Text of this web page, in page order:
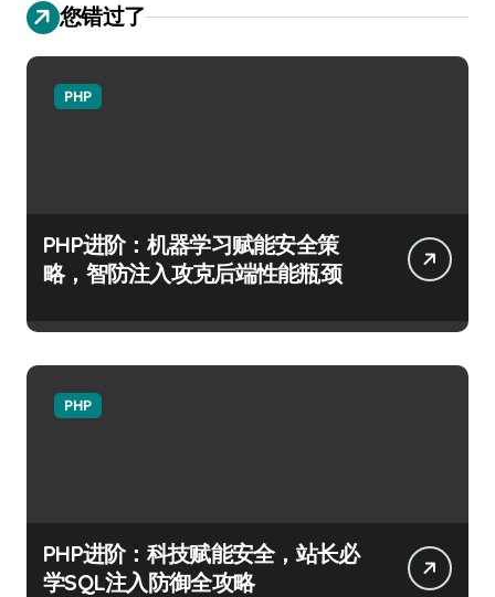
您错过了
PHP
PHP进阶：机器学习赋能安全策
略，智防注入攻克后端性能瓶颈
PHP
PHP进阶：科技赋能安全，站长必
学SQL注入防御全攻略